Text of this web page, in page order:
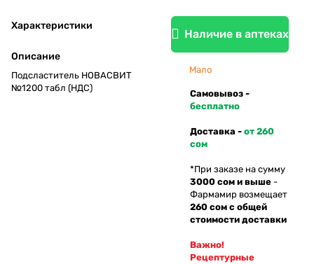
Характеристики
Описание
Подсластитель НОВАСВИТ
№1200 табл (НДС)
Наличие в аптеках
Мало
Самовывоз -
бесплатно
Доставка - от 260
сом
*При заказе на сумму
3000 сом и выше -
Фармамир возмещает
260 сом с общей
стоимости доставки
Важно!
Рецептурные